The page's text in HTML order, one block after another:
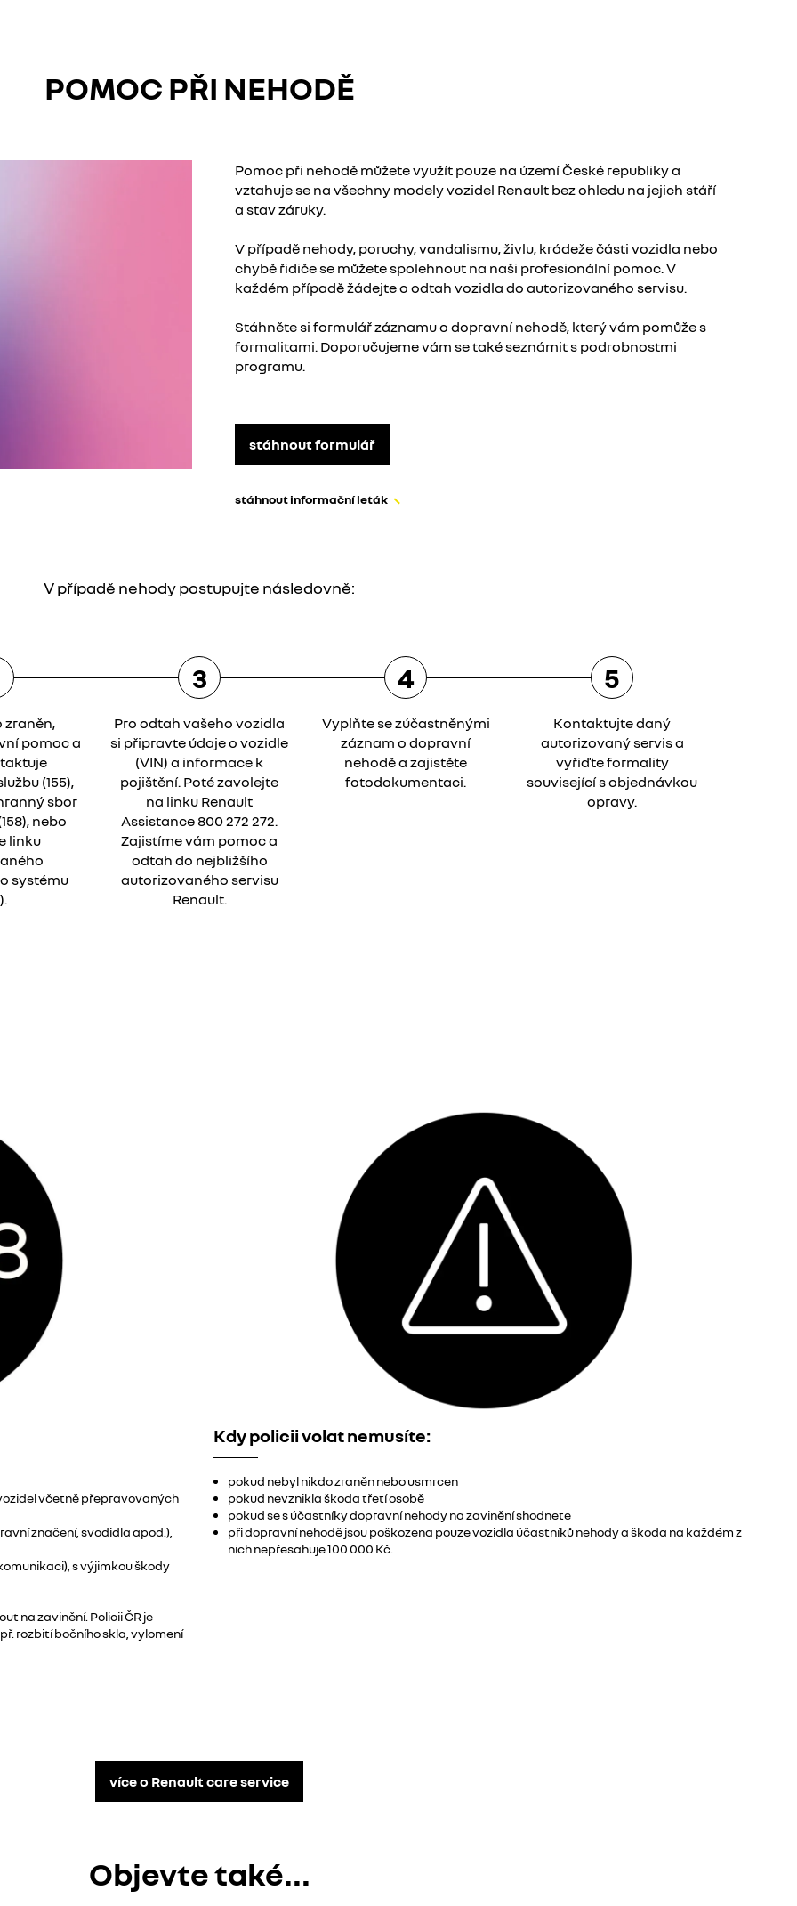
POMOC PŘI NEHODĚ
Pomoc při nehodě můžete využít pouze na území České republiky a
vztahuje se na všechny modely vozidel Renault bez ohledu na jejich stáří
a stav záruky.
V případě nehody, poruchy, vandalismu, živlu, krádeže části vozidla nebo
chybě řidiče se můžete spolehnout na naši profesionální pomoc. V
každém případě žádejte o odtah vozidla do autorizovaného servisu.
Stáhněte si formulář záznamu o dopravní nehodě, který vám pomůže s
formalitami. Doporučujeme vám se také seznámit s podrobnostmi
programu.
stáhnout formulář
stáhnout informační leták
V případě nehody postupujte následovně:
zraněn,
pomoc a
(155),
sbor
nebo
linku
systému
3
Pro odtah vašeho vozidla
si připravte údaje o vozidle
(VIN) a informace k
pojištění. Poté zavolejte
na linku Renault
Assistance 800 272 272.
Zajistíme vám pomoc a
odtah do nejbližšího
autorizovaného servisu
Renault.
4
Vyplňte se zúčastněnými
záznam o dopravní
nehodě a zajistěte
fotodokumentaci.
5
Kontaktujte daný
autorizovaný servis a
vyřiďte formality
související s objednávkou
opravy.
včetně přepravovaných
značení, svodidla apod.),
s výjimkou škody
na zavinění. Policii ČR je
rozbití bočního skla, vylomení
Kdy policii volat nemusíte:
pokud nebyl nikdo zraněn nebo usmrcen
pokud nevznikla škoda třetí osobě
pokud se s účastníky dopravní nehody na zavinění shodnete
při dopravní nehodě jsou poškozena pouze vozidla účastníků nehody a škoda na každém z
nich nepřesahuje 100 000 Kč.
více o Renault care service
Objevte také...